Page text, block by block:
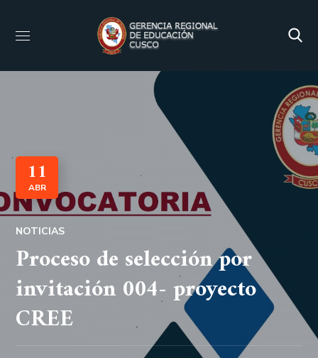
11
ABR
NOTICIAS
Proceso de selección por
invitación 004- proyecto
CREE